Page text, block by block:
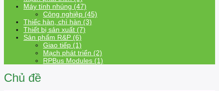
Máy tính nhúng (47)
Công nghiệp (45)
Thiếc hàn, chì hàn (3)
Thiết bị sản xuất (7)
Sản phẩm R&P (6)
Giao tiếp (1)
Mạch phát triển (2)
RPBus Modules (1)
Chủ đề